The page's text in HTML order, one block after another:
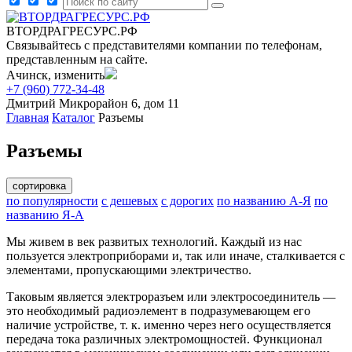
ВТОРДРАГРЕСУРС.РФ
Связывайтесь с представителями компании по телефонам,
представленным на сайте.
Ачинск, изменить
+7 (960) 772-34-48
Дмитрий Микрорайон 6, дом 11
Главная Каталог Разъемы
Разъемы
сортировка
по популярности с дешевых с дорогих по названию А-Я по
названию Я-А
Мы живем в век развитых технологий. Каждый из нас
пользуется электроприборами и, так или иначе, сталкивается с
элементами, пропускающими электричество.
Таковым является электроразъем или электросоединитель —
это необходимый радиоэлемент в подразумевающем его
наличие устройстве, т. к. именно через него осуществляется
передача тока различных электромощностей. Функционал